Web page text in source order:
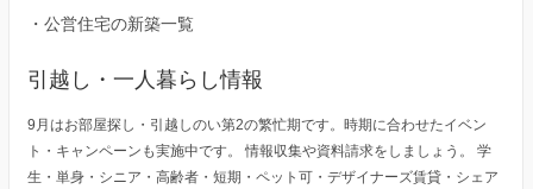
・ 公営住宅の新築一覧
引越し・一人暮らし情報
9月はお部屋探し・引越しのい第2の繁忙期です。時期に合わせたイベン
ト・キャンペーンも実施中です。 情報収集や資料請求をしましょう。 学
生・単身・シニア・高齢者・短期・ペット可・デザイナーズ賃貸・シェア